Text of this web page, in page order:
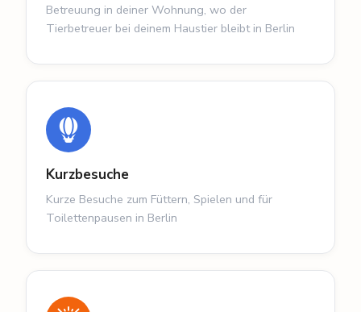
Betreuung in deiner Wohnung, wo der
Tierbetreuer bei deinem Haustier bleibt in Berlin
Kurzbesuche
Kurze Besuche zum Füttern, Spielen und für
Toilettenpausen in Berlin